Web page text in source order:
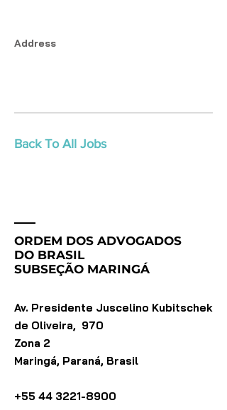
Address
Back To All Jobs
ORDEM DOS ADVOGADOS
DO BRASIL
SUBSEÇÃO MARINGÁ
Av. Presidente Juscelino Kubitschek
de Oliveira, 970
Zona 2
Maringá, Paraná, Brasil
+55 44 3221-8900